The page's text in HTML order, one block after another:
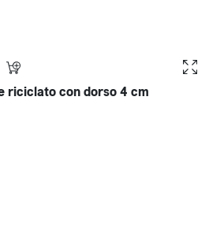
riciclato con dorso 4 cm